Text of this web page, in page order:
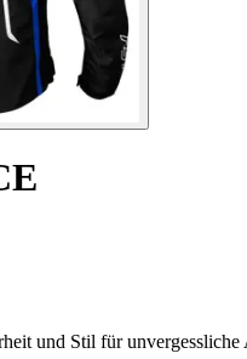
und Stil für unvergessliche